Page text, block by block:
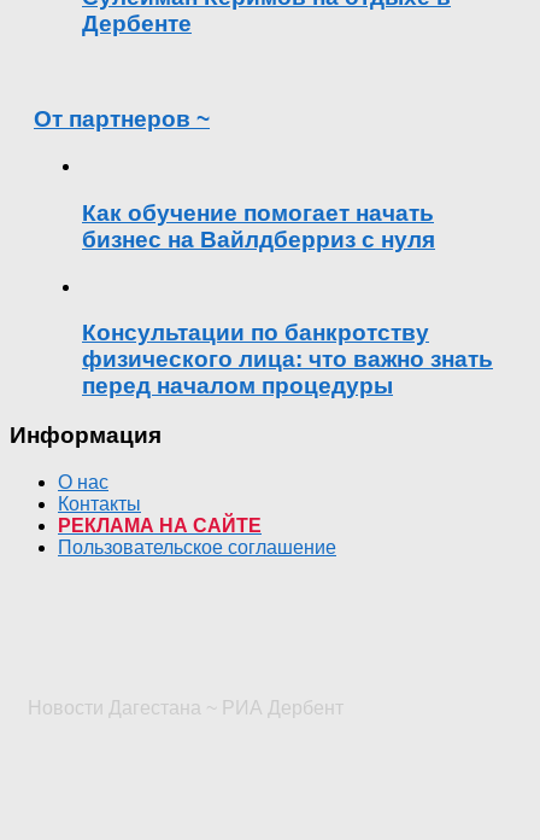
Дербенте
От партнеров ~
Как обучение помогает начать
бизнес на Вайлдберриз с нуля
Консультации по банкротству
физического лица: что важно знать
перед началом процедуры
Информация
О нас
Контакты
РЕКЛАМА НА САЙТЕ
Пользовательское соглашение
Новости Дагестана ~ РИА Дербент